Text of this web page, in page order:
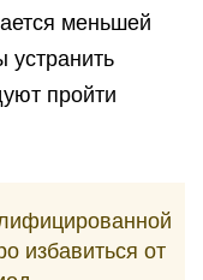
меньшей
устранить
пройти
избавиться от